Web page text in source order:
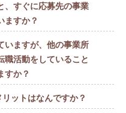
、すぐに応募先の事業
ますか？
いますが、他の事業所
職活動をしていること
すか？
ットはなんですか？